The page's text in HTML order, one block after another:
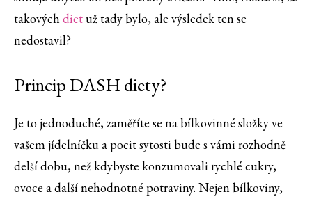
takovýchdietuž tady bylo, ale výsledek ten se
nedostavil?
Princip DASH diety?
Je to jednoduché, zaměříte se na bílkovinné složky ve
vašem jídelníčku a pocit sytosti bude s vámi rozhodně
delší dobu, než kdybyste konzumovali rychlé cukry,
ovoce a další nehodnotné potraviny. Nejen bílkoviny,